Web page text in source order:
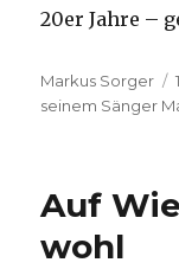
20er Jahre –
Autor
Markus Sorger
seinem Sänger
Auf
wohl